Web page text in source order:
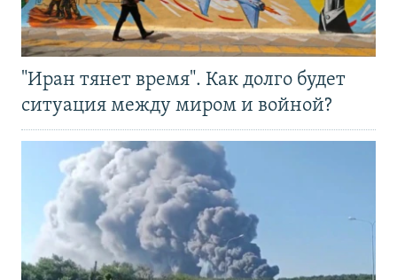
"Иран тянет время". Как долго будет
ситуация между миром и войной?